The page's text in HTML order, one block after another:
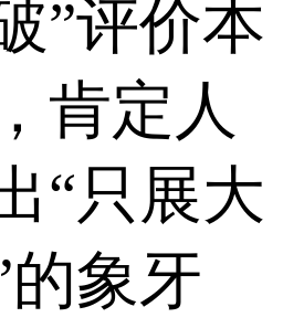
”评价本
肯定人
“只展大
象牙